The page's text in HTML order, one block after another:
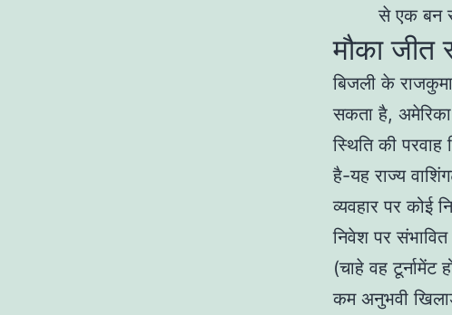
से एक बन
मौका
बिजली के
सकता है,
स्थिति की
है-यह राज्य
व्यवहार पर
निवेश पर
(चाहे वह
कम अनुभवी